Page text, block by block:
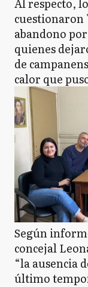
Al respecto,
cuestionaron
abandono
quienes
de
calor que
Según
concejal
“la ausencia
último